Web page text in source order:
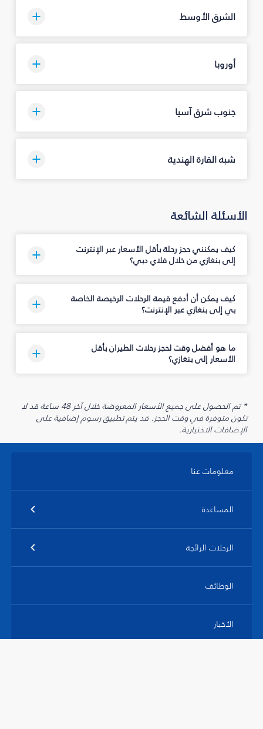
الشرق الأوسط
أوروبا
جنوب شرق آسيا
شبه القارة الهندية
الأسئلة الشائعة
كيف يمكنني حجز رحلة بأقل الأسعار عبر الإنترنت
إلى بنغازي من خلال فلاي دبي؟
كيف يمكن أن أدفع قيمة الرحلات الرخيصة الخاصة
بي إلى بنغازي عبر الإنترنت؟
ما هو أفضل وقت لحجز رحلات الطيران بأقل
الأسعار إلى بنغازي؟
* تم الحصول على جميع الأسعار المعروضة خلال آخر 48 ساعة قد لا
تكون متوفرة في وقت الحجز. قد يتم تطبيق رسوم إضافية على
الإضافات الاختيارية.
معلومات عنا
المساعدة
الرحلات الرائجة
الوظائف
الأخبار